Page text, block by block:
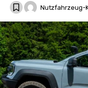
Nutzfahrzeug-